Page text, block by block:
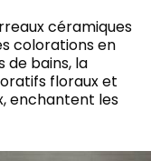
céramiques
colorations en
de bains, la
floraux et
enchantent les